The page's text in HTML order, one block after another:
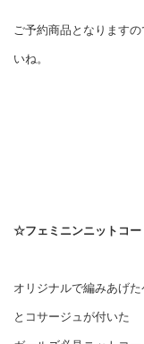
ご予約商品となります
いね。
☆フェミニンニットコ
オリジナルで編みあげ
とコサージュが付いた